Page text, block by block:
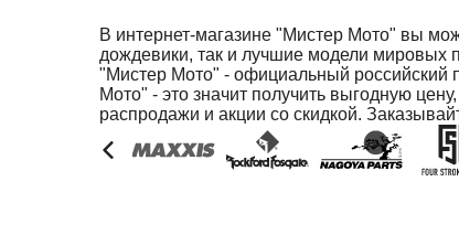
В интернет-магазине "Мистер Мото" вы
дождевики, так и лучшие модели мировых
"Мистер Мото" - официальный российский
Мото" - это значит получить выгодную
распродажи и акции со скидкой.